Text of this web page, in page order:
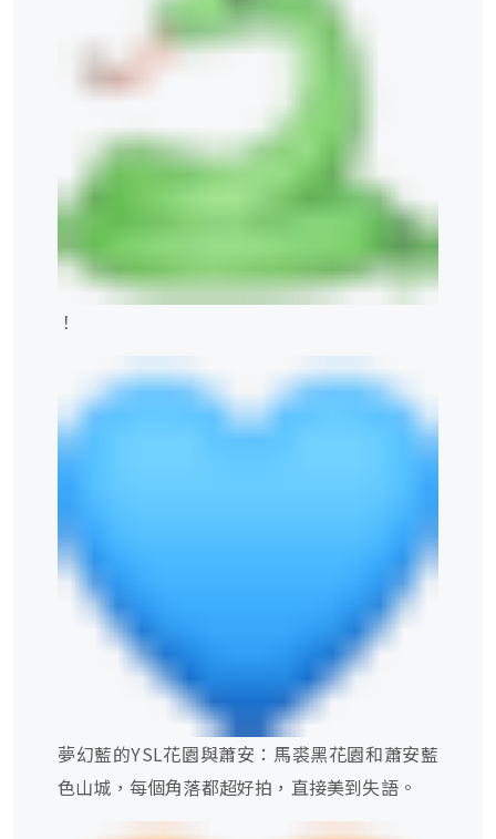
！
夢幻藍的YSL花園與蕭安：馬裘黑花園和蕭安藍
色山城，每個角落都超好拍，直接美到失語。